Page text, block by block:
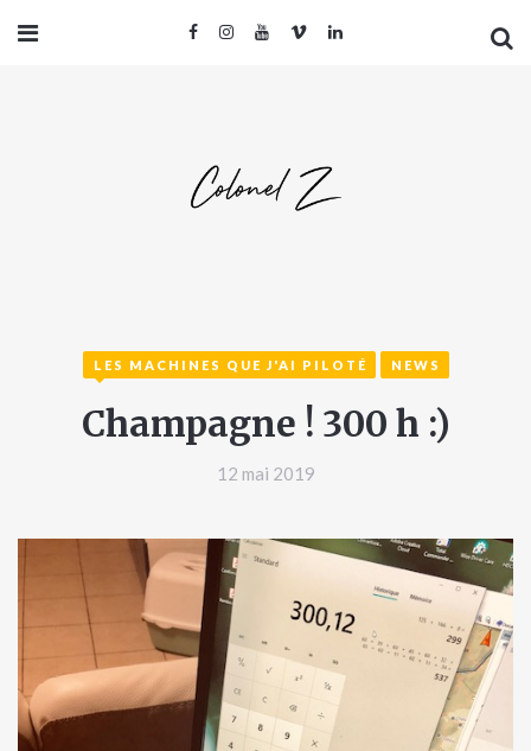
LES MACHINES QUE J'AI PILOTÉ NEWS
Champagne ! 300 h :)
12 mai 2019